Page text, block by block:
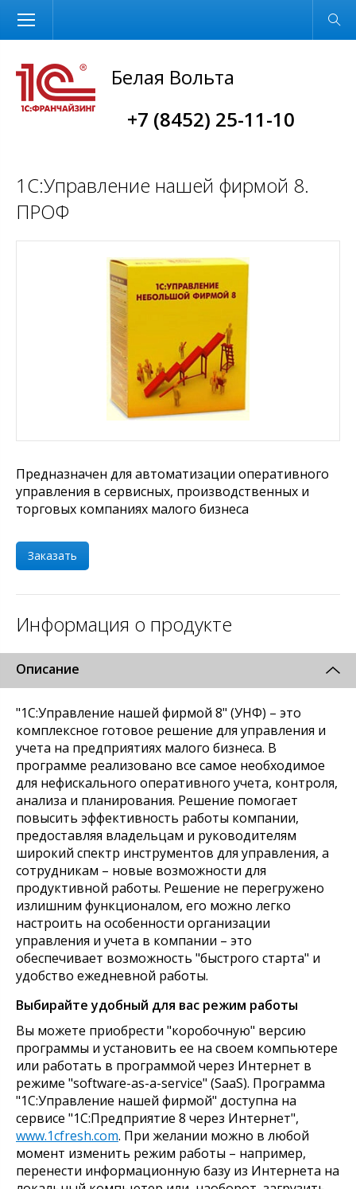
Размер шрифта Обычная версия
Белая Вольта
+7 (8452) 25-11-10
1С:Управление нашей фирмой 8.
ПРОФ
Предназначен для автоматизации оперативного
управления в сервисных, производственных и
торговых компаниях малого бизнеса
Заказать
Информация о продукте
Описание
"1С:Управление нашей фирмой 8" (УНФ) – это
комплексное готовое решение для управления и
учета на предприятиях малого бизнеса. В
программе реализовано все самое необходимое
для нефискального оперативного учета, контроля,
анализа и планирования. Решение помогает
повысить эффективность работы компании,
предоставляя владельцам и руководителям
широкий спектр инструментов для управления, а
сотрудникам – новые возможности для
продуктивной работы. Решение не перегружено
излишним функционалом, его можно легко
настроить на особенности организации
управления и учета в компании – это
обеспечивает возможность "быстрого старта" и
удобство ежедневной работы.
Выбирайте удобный для вас режим работы
Вы можете приобрести "коробочную" версию
программы и установить ее на своем компьютере
или работать в программой через Интернет в
режиме "software-as-a-service" (SaaS). Программа
"1С:Управление нашей фирмой" доступна на
сервисе "1С:Предприятие 8 через Интернет",
www.1cfresh.com. При желании можно в любой
момент изменить режим работы – например,
перенести информационную базу из Интернета на